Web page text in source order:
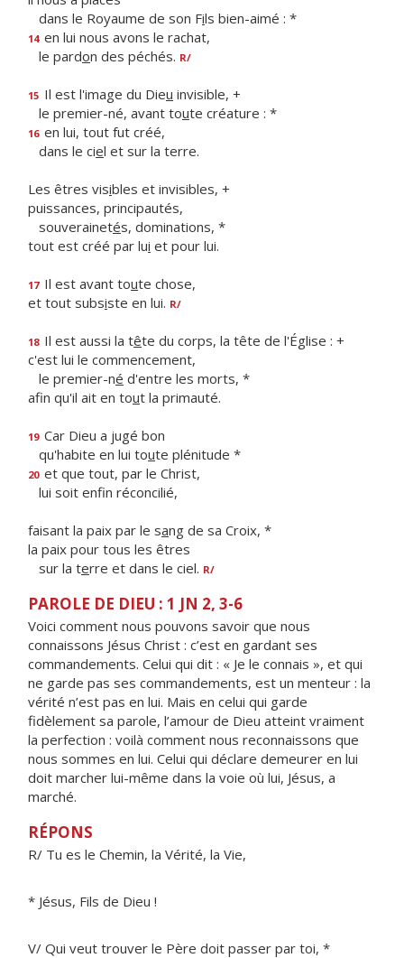
dans le Royaume de son Fils bien-aimé : *
14 en lui nous avons le rachat,
le pardon des péchés. R/
15 Il est l'image du Dieu invisible, +
le premier-né, avant toute créature : *
16 en lui, tout fut créé,
dans le ciel et sur la terre.
Les êtres visibles et invisibles, +
puissances, principautés,
souverainetés, dominations, *
tout est créé par lui et pour lui.
17 Il est avant toute chose,
et tout subsiste en lui. R/
18 Il est aussi la tête du corps, la tête de l'Église : +
c'est lui le commencement,
le premier-né d'entre les morts, *
afin qu'il ait en tout la primauté.
19 Car Dieu a jugé bon
qu'habite en lui toute plénitude *
20 et que tout, par le Christ,
lui soit enfn réconcilié,
faisant la paix par le sang de sa Croix, *
la paix pour tous les êtres
sur la terre et dans le ciel. R/
PAROLE DE DIEU : 1 JN 2, 3-6
Voici comment nous pouvons savoir que nous
connaissons Jésus Christ : c’est en gardant ses
commandements. Celui qui dit : « Je le connais », et qui
ne garde pas ses commandements, est un menteur : la
vérité n’est pas en lui. Mais en celui qui garde
fidèlement sa parole, l’amour de Dieu atteint vraiment
la perfection : voilà comment nous reconnaissons que
nous sommes en lui. Celui qui déclare demeurer en lui
doit marcher lui-même dans la voie où lui, Jésus, a
marché.
RÉPONS
R/ Tu es le Chemin, la Vérité, la Vie,
* Jésus, Fils de Dieu !
V/ Qui veut trouver le Père doit passer par toi, *